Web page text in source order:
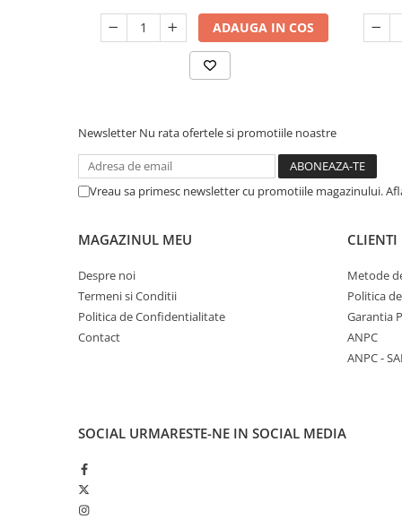
ADAUGA IN COS
Newsletter Nu rata ofertele si promotiile noastre
Vreau sa primesc newsletter cu promotiile magazinului.
MAGAZINUL MEU
Despre noi
Termeni si Conditii
Politica de Confidentialitate
Contact
CLIENTI
Metode
Politica
Garantia
ANPC
ANPC -
SOCIAL URMARESTE-NE IN SOCIAL MEDIA